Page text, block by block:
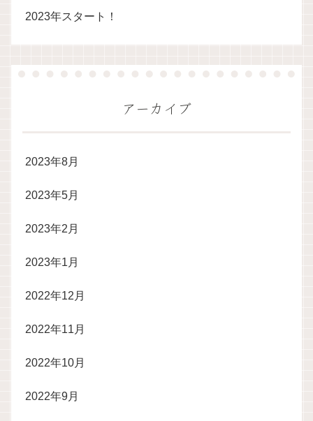
2023年スタート！
アーカイブ
2023年8月
2023年5月
2023年2月
2023年1月
2022年12月
2022年11月
2022年10月
2022年9月